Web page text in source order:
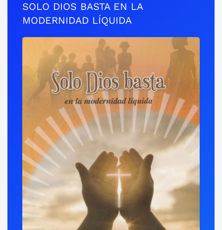
SOLO DIOS BASTA EN LA
MODERNIDAD LÍQUIDA